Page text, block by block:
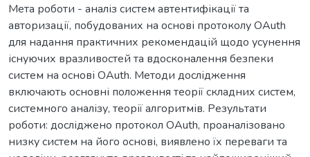
Мета роботи - аналіз систем автентифікації та
авторизації, побудованих на основі протоколу OAuth
для надання практичних рекомендацій щодо усунення
існуючих вразливостей та вдосконалення безпеки
систем на основі OAuth. Методи дослідження
включають основні положення теорії складних систем,
системного аналізу, теорії алгоритмів. Результати
роботи: досліджено протокол OAuth, проаналізовано
низку систем на його основі, виявлено їх переваги та